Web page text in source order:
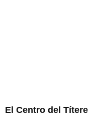
El Centro del Títere